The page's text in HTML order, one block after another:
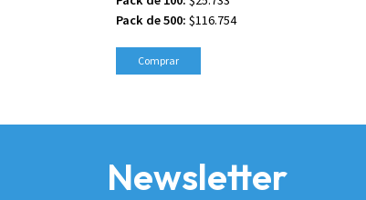
Pack de 500: $116.754
Comprar
Newsletter